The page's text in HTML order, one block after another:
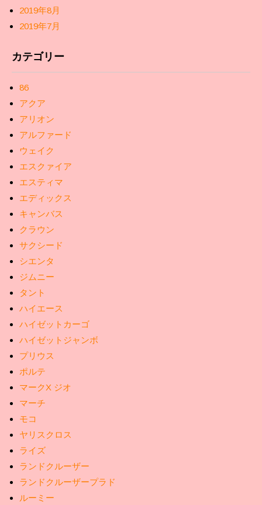
2019年8月
2019年7月
カテゴリー
86
アクア
アリオン
アルファード
ウェイク
エスクァイア
エスティマ
エディックス
キャンバス
クラウン
サクシード
シエンタ
ジムニー
タント
ハイエース
ハイゼットカーゴ
ハイゼットジャンボ
プリウス
ポルテ
マークX ジオ
マーチ
モコ
ヤリスクロス
ライズ
ランドクルーザー
ランドクルーザープラド
ルーミー